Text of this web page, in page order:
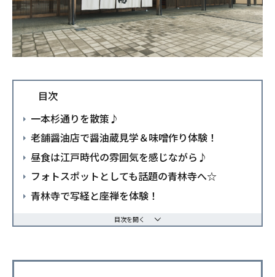
目次
一本杉通りを散策♪
老舗醤油店で醤油蔵見学＆味噌作り体験！
昼食は江戸時代の雰囲気を感じながら♪
フォトスポットとしても話題の青林寺へ☆
青林寺で写経と座禅を体験！
目次を開く